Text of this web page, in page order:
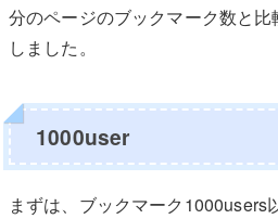
分のページのブックマーク数と
しました。
1000user
まずは、ブックマーク1000users